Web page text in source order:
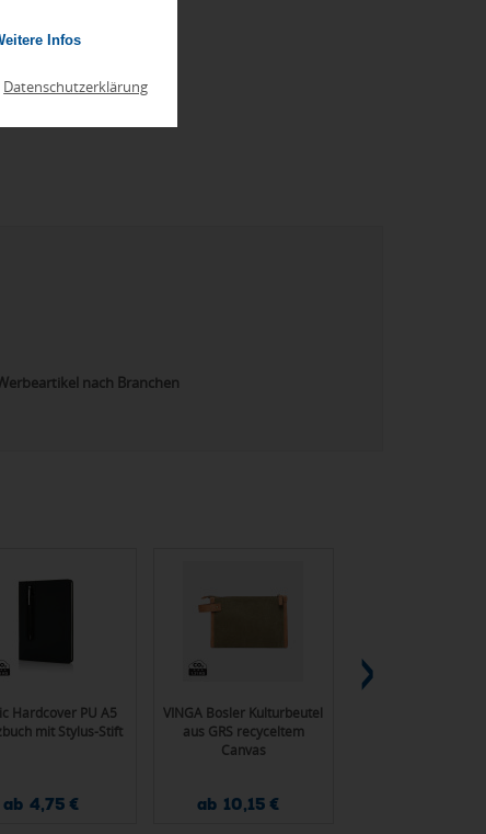
Infos
Datenschutzerklärung
nach Branchen
Hardcover PU A5
mit Stylus-Stift
ab 4,75 €
VINGA Bosler Kulturbeutel
aus GRS recyceltem
Canvas
ab 10,15 €